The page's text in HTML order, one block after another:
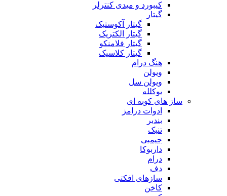
کیبورد و میدی کنترلر
گیتار
گیتار آکوستیک
گیتار الکتریک
گیتار فلامنکو
گیتار کلاسیک
هنگ درام
ویولن
ویولن سل
یوکلله
ساز های کوبه ای
ادوات درامز
بندیر
تنبک
جیمبی
داربوکا
درام
دف
سازهای افکتی
کاخن